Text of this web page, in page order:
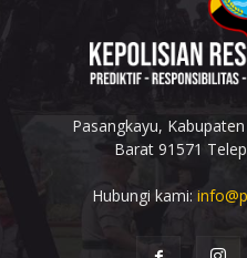
Pasangkayu,
Barat 91571
Hubungi kami: